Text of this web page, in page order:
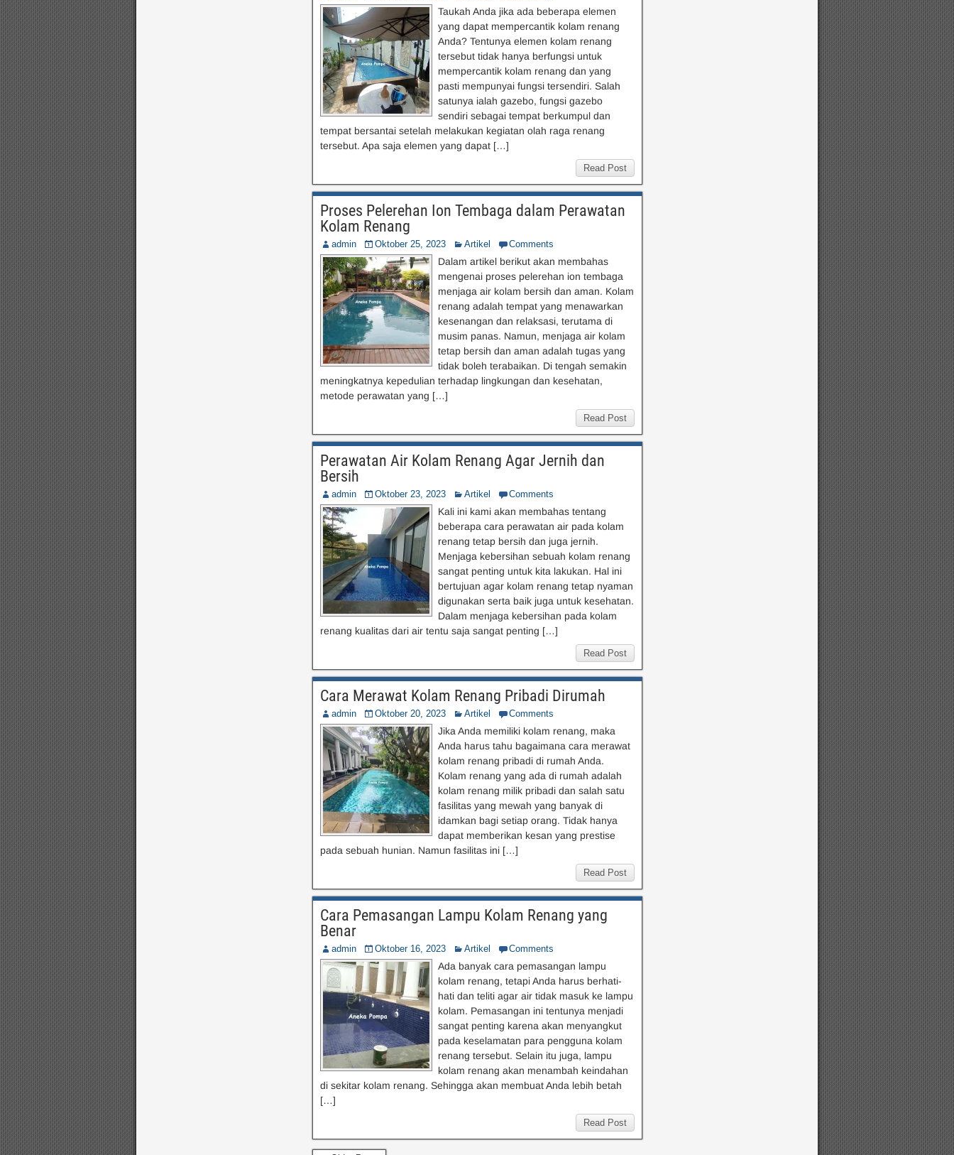
Taukah Anda jika ada beberapa elemen
yang dapat mempercantik kolam renang
Anda? Tentunya elemen kolam renang
tersebut tidak hanya berfungsi untuk
mempercantik kolam renang dan yang
pasti mempunyai fungsi tersendiri. Salah
satunya ialah gazebo, fungsi gazebo
sendiri sebagai tempat berkumpul dan
tempat bersantai setelah melakukan kegiatan olah raga renang
tersebut. Apa saja elemen yang dapat […]
Read Post
Proses Pelerehan Ion Tembaga dalam Perawatan
Kolam Renang
admin Oktober 25, 2023 Artikel Comments
Dalam artikel berikut akan membahas
mengenai proses pelerehan ion tembaga
menjaga air kolam bersih dan aman. Kolam
renang adalah tempat yang menawarkan
kesenangan dan relaksasi, terutama di
musim panas. Namun, menjaga air kolam
tetap bersih dan aman adalah tugas yang
tidak boleh terabaikan. Di tengah semakin
meningkatnya kepedulian terhadap lingkungan dan kesehatan,
metode perawatan yang […]
Read Post
Perawatan Air Kolam Renang Agar Jernih dan
Bersih
admin Oktober 23, 2023 Artikel Comments
Kali ini kami akan membahas tentang
beberapa cara perawatan air pada kolam
renang tetap bersih dan juga jernih.
Menjaga kebersihan sebuah kolam renang
sangat penting untuk kita lakukan. Hal ini
bertujuan agar kolam renang tetap nyaman
digunakan serta baik juga untuk kesehatan.
Dalam menjaga kebersihan pada kolam
renang kualitas dari air tentu saja sangat penting […]
Read Post
Cara Merawat Kolam Renang Pribadi Dirumah
admin Oktober 20, 2023 Artikel Comments
Jika Anda memiliki kolam renang, maka
Anda harus tahu bagaimana cara merawat
kolam renang pribadi di rumah Anda.
Kolam renang yang ada di rumah adalah
kolam renang milik pribadi dan salah satu
fasilitas yang mewah yang banyak di
idamkan bagi setiap orang. Tidak hanya
dapat memberikan kesan yang prestise
pada sebuah hunian. Namun fasilitas ini […]
Read Post
Cara Pemasangan Lampu Kolam Renang yang
Benar
admin Oktober 16, 2023 Artikel Comments
Ada banyak cara pemasangan lampu
kolam renang, tetapi Anda harus berhati-
hati dan teliti agar air tidak masuk ke lampu
kolam. Pemasangan ini tentunya menjadi
sangat penting karena akan menyangkut
pada keselamatan para pengguna kolam
renang tersebut. Selain itu juga, lampu
kolam renang akan menambah keindahan
di sekitar kolam renang. Sehingga akan membuat Anda lebih betah
[…]
Read Post